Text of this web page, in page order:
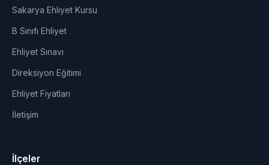
Sakarya Ehliyet Kursu
B Sınıfı Ehliyet
Ehliyet Sınavı
Direksiyon Eğitimi
Ehliyet Fiyatları
İletişim
İlçeler